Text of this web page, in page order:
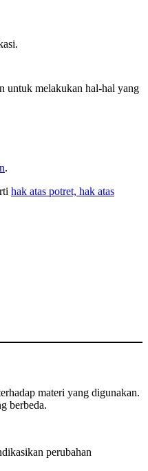
untuk melakukan hal-hal yang
.
hak atas potret, hak atas
materi yang digunakan.
berbeda.
perubahan